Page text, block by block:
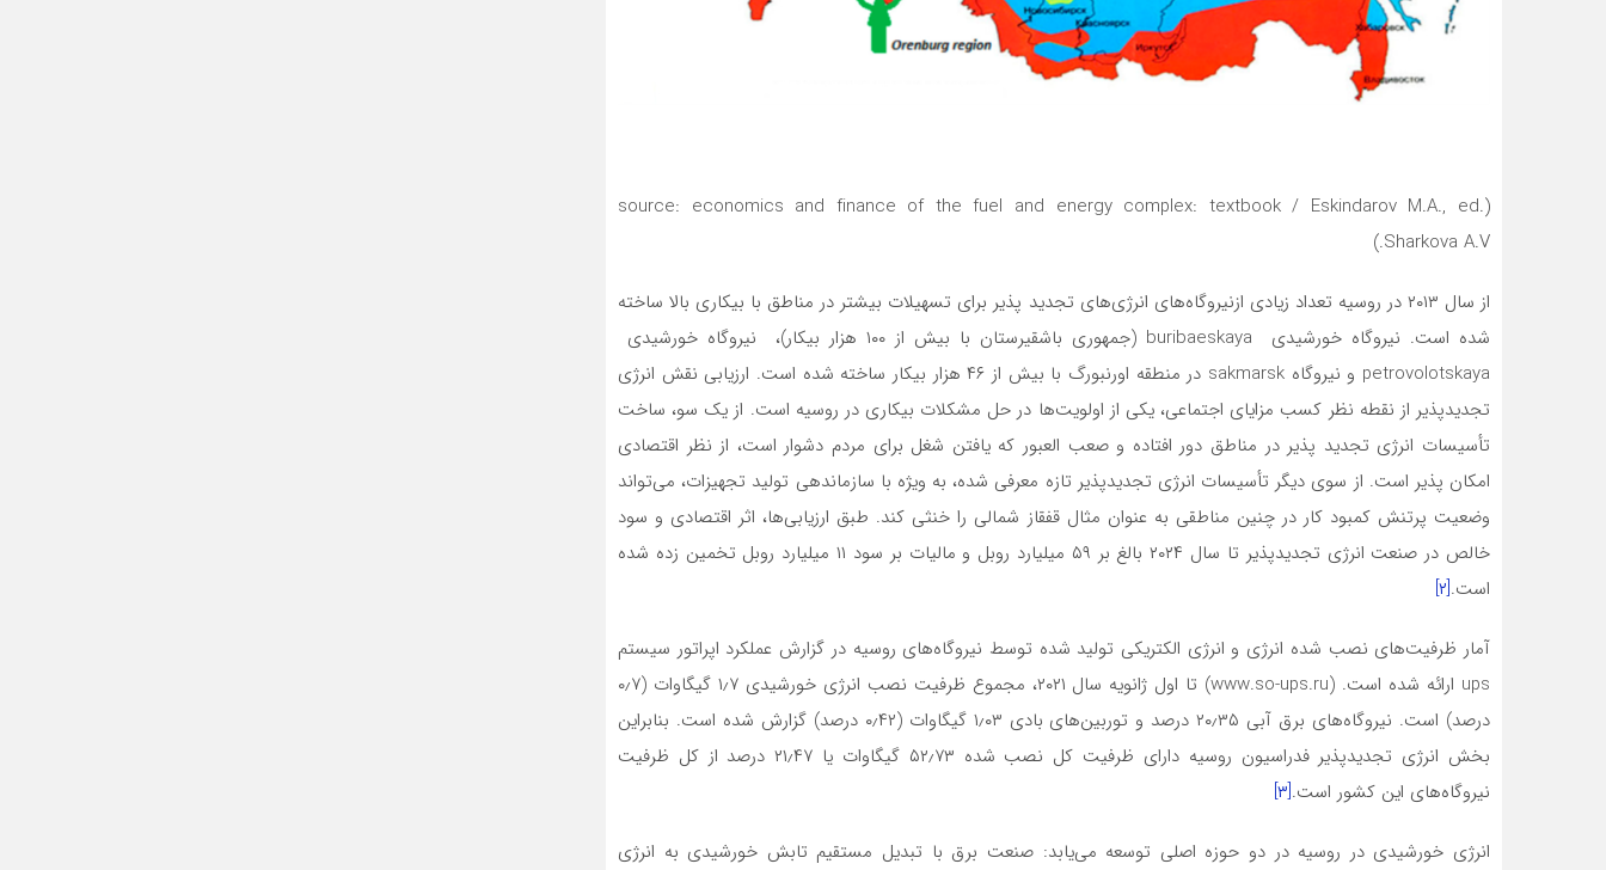
(source: economics and finance of the fuel and energy complex: textbook / Eskindarov M.A., ed.
Sharkova A.V.)
از سال ۲۰۱۳ در روسیه تعداد زیادی ازنیروگاه‌های انرژی‌های تجدید پذیر برای تسهیلات بیشتر در مناطق با بیکاری بالا ساخته
شده است. نیروگاه خورشیدی buribaeskaya (جمهوری باشقیرستان با بیش از ۱۰۰ هزار بیکار)، نیروگاه خورشیدی
petrovolotskaya و نیروگاه sakmarsk در منطقه اورنبورگ با بیش از ۴۶ هزار بیکار ساخته شده است. ارزیابی نقش انرژی
تجدیدپذیر از نقطه نظر کسب مزایای اجتماعی، یکی از اولویت‌ها در حل مشکلات بیکاری در روسیه است. از یک سو، ساخت
تأسیسات انرژی تجدید پذیر در مناطق دور افتاده و صعب العبور که یافتن شغل برای مردم دشوار است، از نظر اقتصادی
امکان پذیر است. از سوی دیگر تأسیسات انرژی تجدیدپذیر تازه معرفی شده، به ویژه با سازماندهی تولید تجهیزات،‌ می‌تواند
وضعیت پرتنش کمبود کار در چنین مناطقی به عنوان مثال قفقاز شمالی را خنثی کند. طبق ارزیابی‌ها، اثر اقتصادی و سود
خالص در صنعت انرژی تجدیدپذیر تا سال ۲۰۲۴ بالغ بر ۵۹ میلیارد روبل و مالیات بر سود ۱۱ میلیارد روبل تخمین زده شده
است.[۲]
آمار ظرفیت‌های نصب شده انرژی و انرژی الکتریکی تولید شده توسط نیروگاه‌های روسیه در گزارش عملکرد اپراتور سیستم
ups ارائه شده است. (www.so-ups.ru) تا اول ژانویه سال ۲۰۲۱، مجموع ظرفیت نصب انرژی خورشیدی ۱٫۷ گیگاوات (۰٫۷
درصد) است. نیروگاه‌های برق آبی ۲۰٫۳۵ درصد و توربین‌های بادی ۱٫۰۳ گیگاوات (۰٫۴۲ درصد) گزارش شده است. بنابراین
بخش انرژی تجدیدپذیر فدراسیون روسیه دارای ظرفیت کل نصب شده ۵۲٫۷۳ گیگاوات یا ۲۱٫۴۷ درصد از کل ظرفیت
نیروگاه‌های این کشور است.[۳]
انرژی خورشیدی در روسیه در دو حوزه اصلی توسعه‌ می‌یابد: صنعت برق با تبدیل مستقیم تابش خورشیدی به انرژی